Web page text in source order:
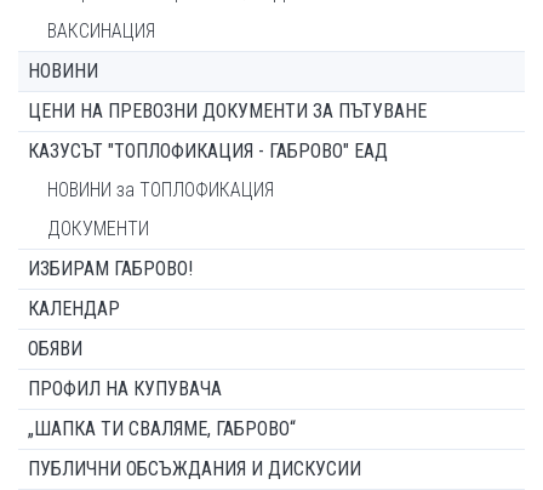
ВАКСИНАЦИЯ
НОВИНИ
ЦЕНИ НА ПРЕВОЗНИ ДОКУМЕНТИ ЗА ПЪТУВАНЕ
КАЗУСЪТ "ТОПЛОФИКАЦИЯ - ГАБРОВО" ЕАД
НОВИНИ за ТОПЛОФИКАЦИЯ
ДОКУМЕНТИ
ИЗБИРАМ ГАБРОВО!
КАЛЕНДАР
ОБЯВИ
ПРОФИЛ НА КУПУВАЧА
„ШАПКА ТИ СВАЛЯМЕ, ГАБРОВО“
ПУБЛИЧНИ ОБСЪЖДАНИЯ И ДИСКУСИИ